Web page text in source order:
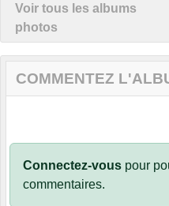
Voir tous les albums
photos
COMMENTEZ
Connectez-vous pour
commentaires.